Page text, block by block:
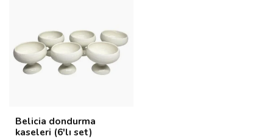
Belicia dondurma
kaseleri (6'lı set)